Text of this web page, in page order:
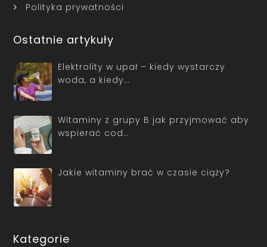
Polityka prywatności
Ostatnie artykuły
Elektrolity w upał – kiedy wystarczy
woda, a kiedy…
Witaminy z grupy B jak przyjmować aby
wspierać cod…
Jakie witaminy brać w czasie ciąży?
Kategorie